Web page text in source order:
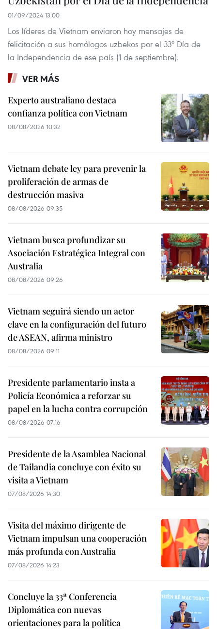
01/09/2024 13:00
Los líderes de Vietnam enviaron hoy mensajes de
felicitación a sus homólogos uzbekos por el 33º Día de
la Independencia de ese país (1 de septiembre).
VER MÁS
Experto australiano destaca
confianza política con Vietnam
08/08/2026 10:32
Vietnam debate ley para prevenir la
proliferación de armas de
destrucción masiva
08/08/2026 09:35
Vietnam busca profundizar su
Asociación Estratégica Integral con
Australia
08/08/2026 09:26
Vietnam seguirá siendo un actor
clave en la configuración del futuro
de ASEAN, afirma ministro
08/08/2026 09:11
Presidente parlamentario insta a
Policía Económica a reforzar su
papel en la lucha contra corrupción
08/08/2026 07:16
Presidente de la Asamblea Nacional
de Tailandia concluye con éxito su
visita a Vietnam
07/08/2026 14:30
Visita del máximo dirigente de
Vietnam impulsan una cooperación
más profunda con Australia
07/08/2026 14:23
Concluye la 33ª Conferencia
Diplomática con nuevas
orientaciones para la política